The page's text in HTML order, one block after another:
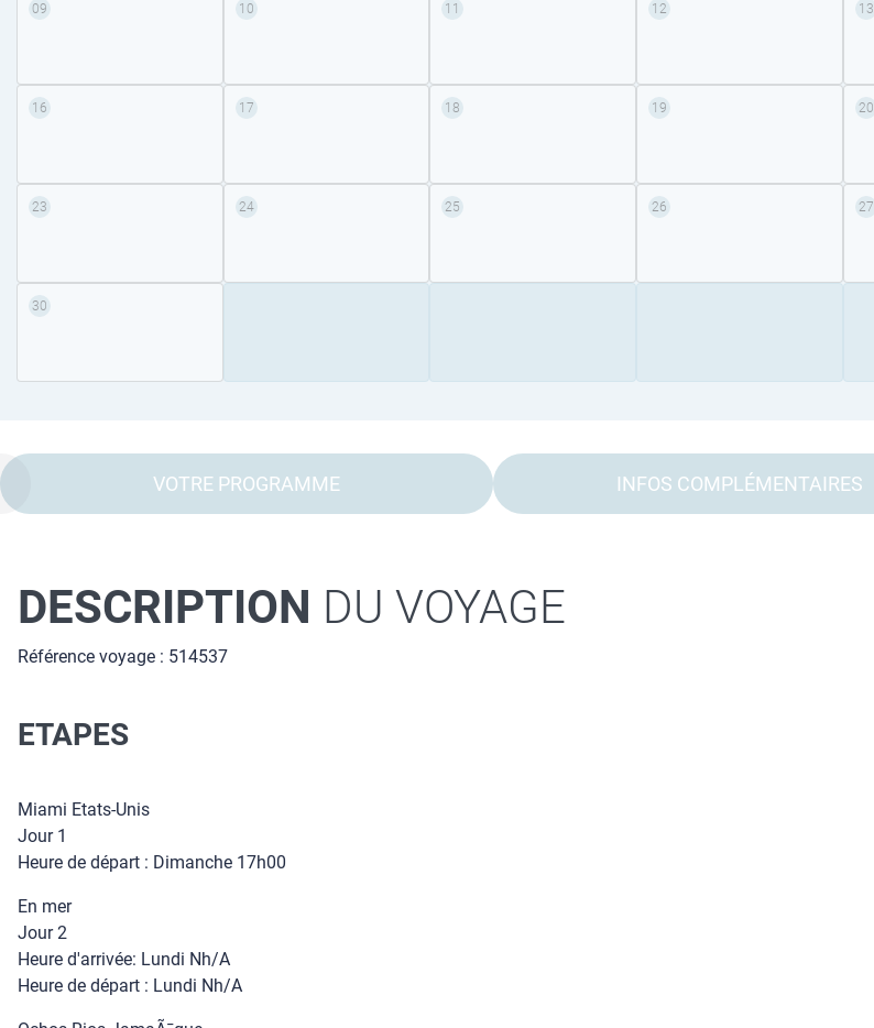
09 10 11 12 13
16 17 18 19 20
23 24 25 26 27
30
VOTRE PROGRAMME INFOS COMPLÉMENTAIRES
DESCRIPTION DU VOYAGE
Référence voyage : 514537
ETAPES
Miami Etats-Unis
Jour 1
Heure de départ : Dimanche 17h00
En mer
Jour 2
Heure d'arrivée: Lundi Nh/A
Heure de départ : Lundi Nh/A